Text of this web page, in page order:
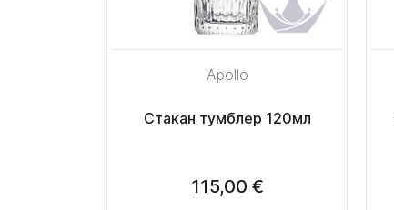
Apollo
Стакан тумблер 120мл
115,00 €